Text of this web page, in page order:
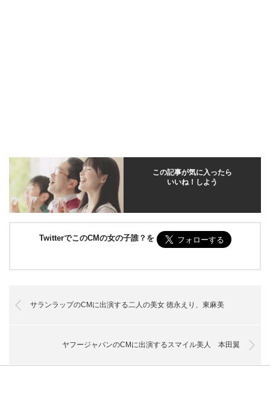
この記事が気に入ったら
いいね！しよう
TwitterでこのCMの女の子誰？を
サランラップのCMに出演する二人の美女 徳永えり、東麻美
ヤフージャパンのCMに出演するスマイル美人 本田翼